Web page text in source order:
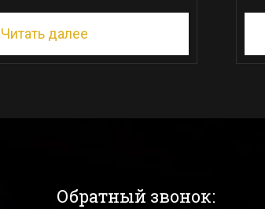
Читать далее
Обратный звонок: